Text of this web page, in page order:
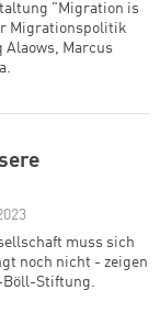
"Migration is
Migrationspolitik
Alaows, Marcus
muss sich
noch nicht - zeigen
Böll-Stiftung.